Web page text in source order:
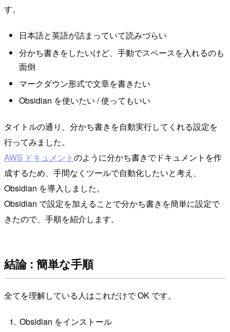
す。
日本語と英語が詰まっていて読みづらい
分かち書きをしたいけど、手動でスペースを入れるのも
面倒
マークダウン形式で文章を書きたい
Obsidian を使いたい / 使ってもいい
タイトルの通り、分かち書きを自動実行してくれる設定を
行ってみました。
AWS ドキュメントのように分かち書きでドキュメントを作
成するため、手間なくツールで自動化したいと考え、
Obsidian を導入しました。
Obsidian で設定を加えることで分かち書きを簡単に設定で
きたので、手順を紹介します。
結論 : 簡単な手順
全てを理解している人はこれだけで OK です。
Obsidian をインストール